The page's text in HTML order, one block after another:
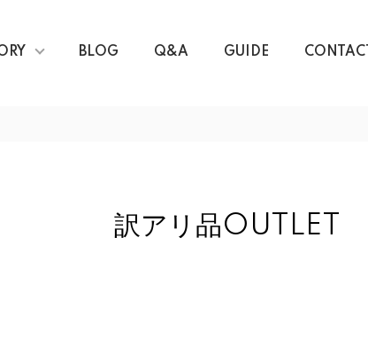
BLOG Q&A GUIDE CONTACT
訳アリ品OUTLET